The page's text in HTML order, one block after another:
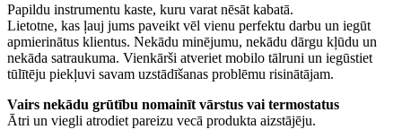
Papildu instrumentu kaste, kuru varat nēsāt kabatā.
Lietotne, kas ļauj jums paveikt vēl vienu perfektu darbu un iegūt
apmierinātus klientus. Nekādu minējumu, nekādu dārgu kļūdu un
nekāda satraukuma. Vienkārši atveriet mobilo tālruni un iegūstiet
tūlītēju piekļuvi savam uzstādīšanas problēmu risinātājam.
Vairs nekādu grūtību nomainīt vārstus vai termostatus
Ātri un viegli atrodiet pareizu vecā produkta aizstājēju.